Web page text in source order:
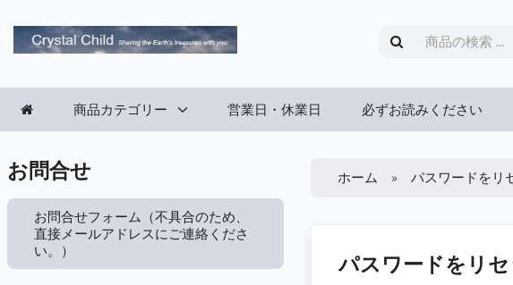
商品カテゴリー 営業日・休業日 必ずお読みください
お問合せ
お問合せフォーム（不具合のため、
直接メールアドレスにご連絡くださ
い。）
ホーム パスワードをリ
パスワードをリ